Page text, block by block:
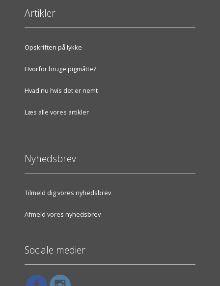
Artikler
Opskriften på lykke
Hvorfor bruge pigmåtte?
Hvad nu hvis det er nemt
Læs alle vores artikler
Nyhedsbrev
Tilmeld dig vores nyhedsbrev
Afmeld vores nyhedsbrev
Sociale medier